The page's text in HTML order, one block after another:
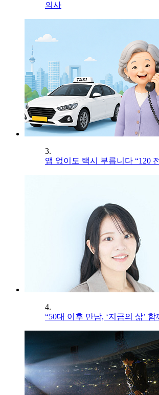
의사
3.
앱 없이도 택시 부릅니다 “120
4.
“50대 이후 만남, ‘지금의 삶’